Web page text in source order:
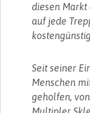
diesen Markt
auf jede
Seit seiner
Menschen
geholfen,